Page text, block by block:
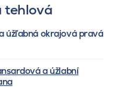
tehlová
úžľabná okrajová pravá
a úžlabní